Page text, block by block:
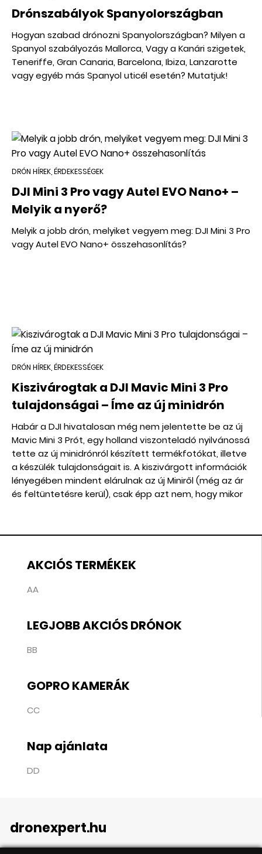
Drónszabályok Spanyolországban
Hogyan szabad drónozni Spanyolországban? Milyen a
Spanyol szabályozás Mallorca, Vagy a Kanári szigetek,
Teneriffe, Gran Canaria, Barcelona, Ibiza, Lanzarotte
vagy egyéb más Spanyol uticél esetén? Mutatjuk!
DRÓN HÍREK, ÉRDEKESSÉGEK
DJI Mini 3 Pro vagy Autel EVO Nano+ –
Melyik a nyerő?
Melyik a jobb drón, melyiket vegyem meg: DJI Mini 3 Pro
vagy Autel EVO Nano+ összehasonlítás?
DRÓN HÍREK, ÉRDEKESSÉGEK
Kiszivárogtak a DJI Mavic Mini 3 Pro
tulajdonságai – Íme az új minidrón
Habár a DJI hivatalosan még nem jelentette be az új
Mavic Mini 3 Prót, egy holland viszonteladó nyilvánossá
tette az új minidrónról készített termékfotókat, illetve
a készülék tulajdonságait is. A kiszivárgott információk
lényegében mindent elárulnak az új Miniről (még az ár
és feltüntetésre kerül), csak épp azt nem, hogy mikor
AKCIÓS TERMÉKEK
AA
LEGJOBB AKCIÓS DRÓNOK
BB
GOPRO KAMERÁK
CC
Nap ajánlata
DD
dronexpert.hu